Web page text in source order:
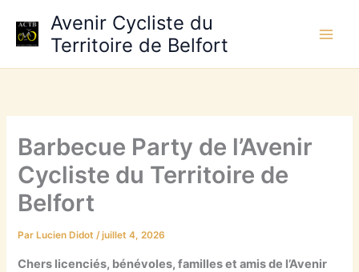
contenu
Avenir Cycliste du
Territoire de Belfort
Barbecue Party de l’Avenir
Cycliste du Territoire de
Belfort
Par Lucien Didot/juillet 4, 2026
Chers licenciés, bénévoles, familles et amis de l’Avenir